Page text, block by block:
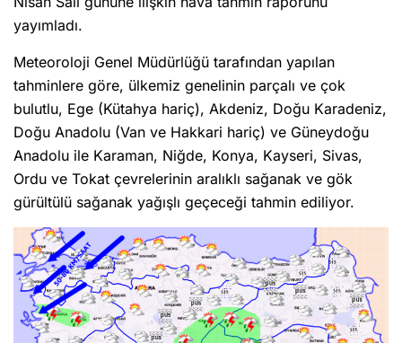
yayımladı.
Meteoroloji Genel Müdürlüğü tarafından yapılan
tahminlere göre, ülkemiz genelinin parçalı ve çok
bulutlu, Ege (Kütahya hariç), Akdeniz, Doğu Karadeniz,
Doğu Anadolu (Van ve Hakkari hariç) ve Güneydoğu
Anadolu ile Karaman, Niğde, Konya, Kayseri, Sivas,
Ordu ve Tokat çevrelerinin aralıklı sağanak ve gök
gürültülü sağanak yağışlı geçeceği tahmin ediliyor.